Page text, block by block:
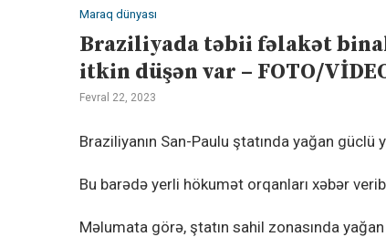
Maraq dünyası
Braziliyada təbii fəlakət
itkin düşən var – FOTO/
Fevral 22, 2023
Braziliyanın San-Paulu ştatında yağan güclü
Bu barədə yerli hökumət orqanları xəbər
Məlumata görə, ştatın sahil zonasında